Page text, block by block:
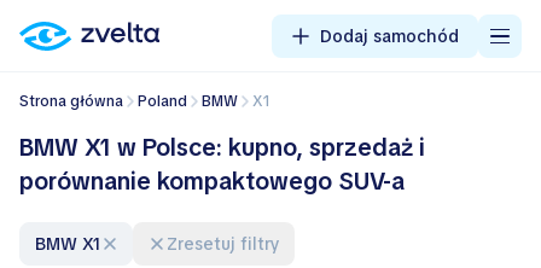
Dodaj samochód
Strona główna Poland BMW X1
BMW X1 w Polsce: kupno, sprzedaż i
porównanie kompaktowego SUV-a
BMW X1 Zresetuj filtry